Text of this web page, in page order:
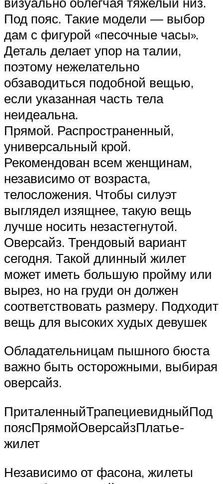
Под пояс. Такие модели — выбор
дам с фигурой «песочные часы».
Деталь делает упор на талии,
поэтому нежелательно
обзаводиться подобной вещью,
если указанная часть тела
неидеальна.
Прямой. Распространенный,
универсальный крой.
Рекомендован всем женщинам,
независимо от возраста,
телосложения. Чтобы силуэт
выглядел изящнее, такую вещь
лучше носить незастегнутой.
Оверсайз. Трендовый вариант
сегодня. Такой длинный жилет
может иметь большую пройму или
вырез, но на груди он должен
соответствовать размеру. Подходит
вещь для высоких худых девушек
Обладательницам пышного бюста
важно быть осторожными, выбирая
оверсайз.
ПриталенныйТрапециевидныйПод
поясПрямойОверсайзПлатье-
жилет
Независимо от фасона, жилеты